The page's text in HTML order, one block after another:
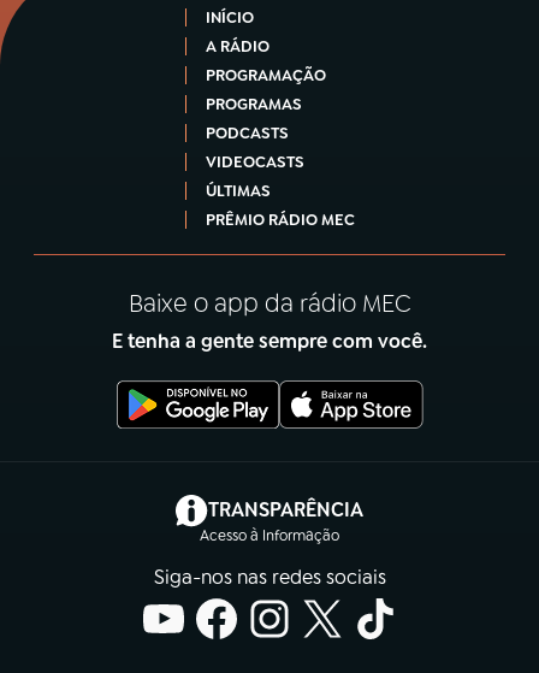
INÍCIO
A RÁDIO
PROGRAMAÇÃO
PROGRAMAS
PODCASTS
VIDEOCASTS
ÚLTIMAS
PRÊMIO RÁDIO MEC
Baixe o app da rádio MEC
E tenha a gente sempre com você.
TRANSPARÊNCIA
Acesso à Informação
(abre em nova aba)
Siga-nos nas redes sociais